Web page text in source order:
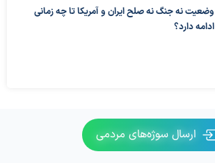
وضعیت نه جنگ نه صلح ایران و آمریکا تا چه زمانی
ادامه دارد؟
ارسال سوژه‌های مردمی